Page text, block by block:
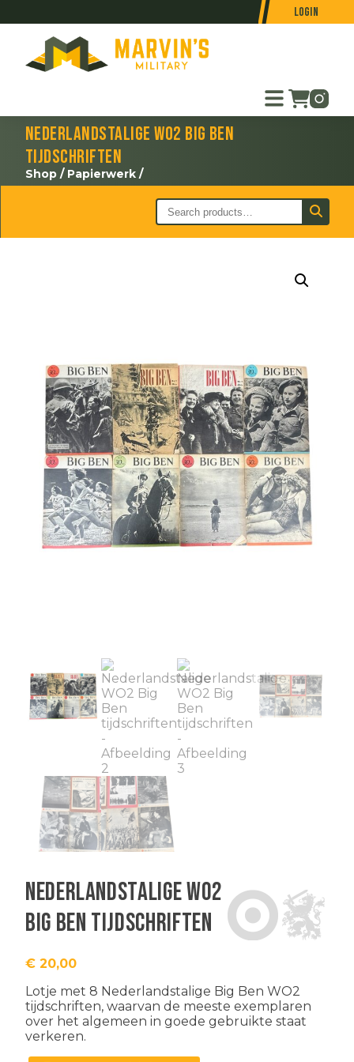
Login
Nederlandstalige WO2 Big Ben
tijdschriften
Shop / Papierwerk /
Nederlandstalige WO2
Big Ben tijdschriften
€ 20,00
Lotje met 8 Nederlandstalige Big Ben WO2
tijdschriften, waarvan de meeste exemplaren
over het algemeen in goede gebruikte staat
verkeren.